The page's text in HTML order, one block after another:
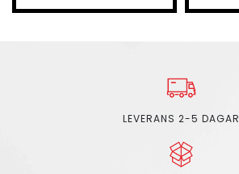
LEVERANS 2-5 DAGAR